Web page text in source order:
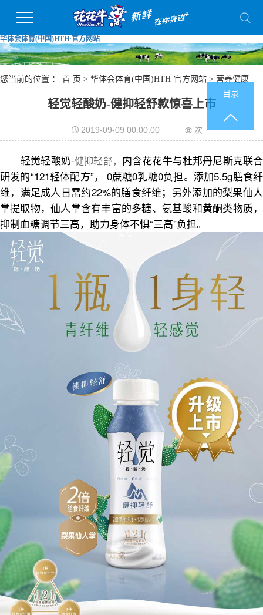
华体会体育(中国)HTH·官方网站
您当前的位置 ： 首 页 > 华体会体育(中国)HTH·官方网站 > 营养健康
轻觉轻酸奶-健抑轻舒款惊喜上市
2019-09-09 00:00:00 次
轻觉轻酸奶-健抑轻舒，
内含花花牛与杜邦丹尼斯克联合
研发的“121轻体配方”， 0蔗糖0乳糖0负担。 添加5.5g膳食纤
维，满足成人日需约22%的膳食纤维；另外添加的梨果仙人
掌提取物，仙人掌含有丰富的多糖、氨基酸和黄酮类物质，
抑制血糖调节三高 ， 助力身体不惧“三高”负担。
目录